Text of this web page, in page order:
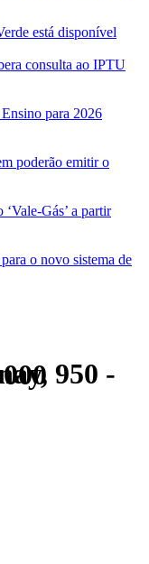
está disponível
consulta ao IPTU
para 2026
poderão emitir o
Gás’ a partir
o novo sistema de
000